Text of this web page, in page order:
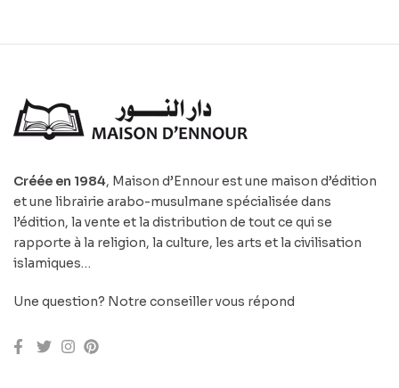
Créée en 1984, Maison d’Ennour est une maison d’édition
et une librairie arabo-musulmane spécialisée dans
l’édition, la vente et la distribution de tout ce qui se
rapporte à la religion, la culture, les arts et la civilisation
islamiques…
Une question? Notre conseiller vous répond